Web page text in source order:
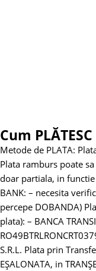
Cum PLĂTESC
Metode de PLATA:
Plata ramburs poate
doar partiala, in
BANK: – necesita
percepe DOBANDA)
plata): – BANCA
S.R.L. Plata prin
EȘALONATA, in